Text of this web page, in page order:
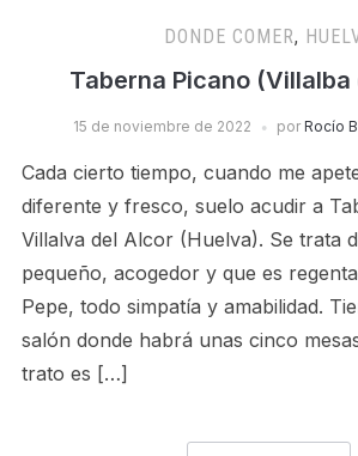
DONDE COMER,
Taberna Picano (Villalba
15 de noviembre de 2022 por Rocío
Cada cierto tiempo, cuando me
diferente y fresco, suelo acudir a
Villalva del Alcor (Huelva). Se trata
pequeño, acogedor y que es
Pepe, todo simpatía y amabilidad.
salón donde habrá unas cinco
trato es […]